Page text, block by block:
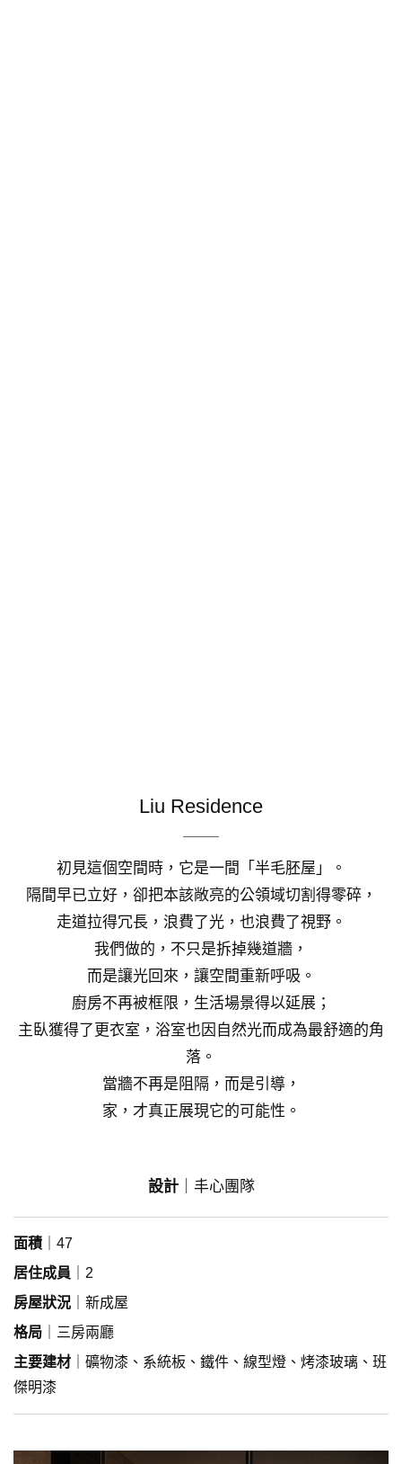
Liu Residence
初見這個空間時，它是一間「半毛胚屋」。
隔間早已立好，卻把本該敞亮的公領域切割得零碎，
走道拉得冗長，浪費了光，也浪費了視野。
我們做的，不只是拆掉幾道牆，
而是讓光回來，讓空間重新呼吸。
廚房不再被框限，生活場景得以延展；
主臥獲得了更衣室，浴室也因自然光而成為最舒適的角
落。
當牆不再是阻隔，而是引導，
家，才真正展現它的可能性。
設計｜丰心團隊
面積 ｜47
居住成員 ｜2
房屋狀況 ｜新成屋
格局 ｜三房兩廳
主要建材 ｜礦物漆、系統板、鐵件、線型燈、烤漆玻璃、班
傑明漆